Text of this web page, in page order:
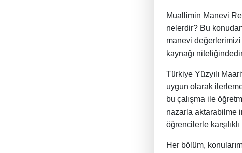
Muallimin Manevi
nelerdir? Bu
manevi
kaynağı
Türkiye Yüzyılı
uygun olarak
bu çalışma ile
nazarla aktarabilme
öğrencilerle
Her bölüm,